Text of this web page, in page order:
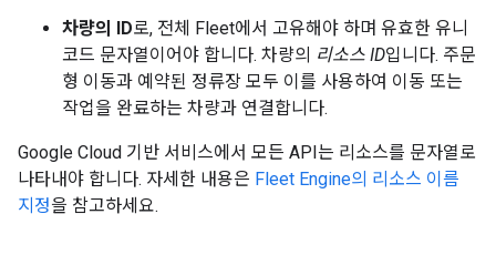
차량의 ID로, 전체 Fleet에서 고유해야 하며 유효한 유니
코드 문자열이어야 합니다. 차량의 리소스 ID입니다. 주문
형 이동과 예약된 정류장 모두 이를 사용하여 이동 또는
작업을 완료하는 차량과 연결합니다.
Google Cloud 기반 서비스에서 모든 API는 리소스를 문자열로
나타내야 합니다. 자세한 내용은 Fleet Engine의 리소스 이름
지정을 참고하세요.